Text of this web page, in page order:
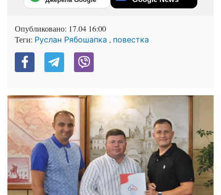
Опубликовано: 17.04 16:00
Теги: Руслан Рябошапка , повестка